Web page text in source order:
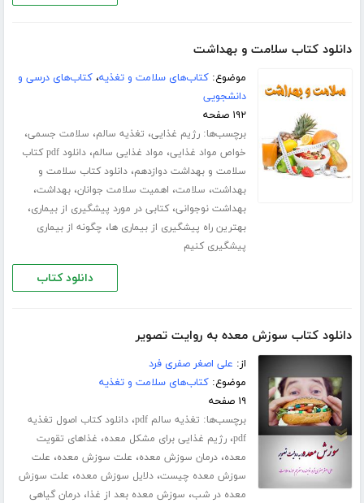
دانلود کتاب سلامت و بهداشت
موضوع:کتاب‌های سلامت و تغذیه،کتاب‌های درسی و
دانشجویی
۱۹۲ صفحه
برچسب‌ها:رژیم غذایی، تغذیه سالم، سلامت جسمی،
خواص مواد غذایی، مواد غذایی سالم،
دانلود pdf کتاب
سلامت و بهداشت دوازدهم،دانلود کتاب سلامت و
بهداشت، سلامت، اهمیت سلامت جوانان،بهداشت،
بهداشت نوجوانی،کتابی در مورد پیشگیری از بیماری،
بهترین راه پیشگیری از بیماری ها، چگونه از بیماری
پیشگیری کنیم
دانلود کتاب
دانلود کتاب سوزش معده به روایت تصویر
از: علی اصغر صفری فرد
موضوع:کتاب‌های سلامت و تغذیه
۱۹ صفحه
برچسب‌ها: تغذیه سالم pdf ،دانلود کتاب اصول تغذیه
pdf،رژیم غذایی برای مشکل معده، غذاهای تقویت
معده،درمان سوزش معده، علت سوزش معده، علت
سوزش معده چیست،دلایل سوزش معده، علت سوزش
معده در شب، سوزش معده بعد از غذا،درمان گیاهی